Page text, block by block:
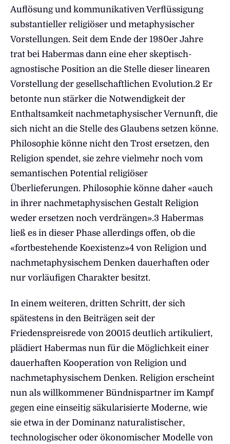
Auflösung und kommunikativen Verflüssigung
substantieller religiöser und metaphysischer
Vorstellungen. Seit dem Ende der 1980er Jahre
trat bei Habermas dann eine eher skeptisch-
agnostische Position an die Stelle dieser linearen
Vorstellung der gesellschaftlichen Evolution.2 Er
betonte nun stärker die Notwendigkeit der
Enthaltsamkeit nachmetaphysischer Vernunft, die
sich nicht an die Stelle des Glaubens setzen könne.
Philosophie könne nicht den Trost ersetzen, den
Religion spendet, sie zehre vielmehr noch vom
semantischen Potential religiöser
Überlieferungen. Philosophie könne daher «auch
in ihrer nachmetaphysischen Gestalt Religion
weder ersetzen noch verdrängen».3 Habermas
ließ es in dieser Phase allerdings offen, ob die
«fortbestehende Koexistenz»4 von Religion und
nachmetaphysischem Denken dauerhaften oder
nur vorläufigen Charakter besitzt.
In einem weiteren, dritten Schritt, der sich
spätestens in den Beiträgen seit der
Friedenspreisrede von 20015 deutlich artikuliert,
plädiert Habermas nun für die Möglichkeit einer
dauerhaften Kooperation von Religion und
nachmetaphysischem Denken. Religion erscheint
nun als willkommener Bündnispartner im Kampf
gegen eine einseitig säkularisierte Moderne, wie
sie etwa in der Dominanz naturalistischer,
technologischer oder ökonomischer Modelle von